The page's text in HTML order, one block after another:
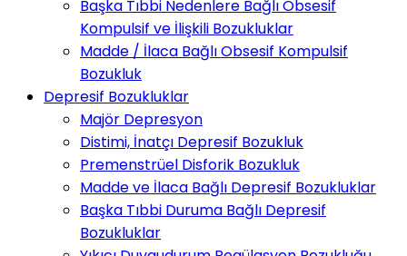
Başka Tıbbi Nedenlere Bağlı Obsesif
Kompulsif ve İlişkili Bozukluklar
Madde / İlaca Bağlı Obsesif Kompulsif
Bozukluk
Depresif Bozukluklar
Majör Depresyon
Distimi, İnatçı Depresif Bozukluk
Premenstrüel Disforik Bozukluk
Madde ve İlaca Bağlı Depresif Bozukluklar
Başka Tıbbi Duruma Bağlı Depresif
Bozukluklar